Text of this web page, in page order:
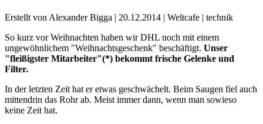
Erstellt von Alexander Bigga | 20.12.2014 | Weltcafe | technik
So kurz vor Weihnachten haben wir DHL noch mit einem
ungewöhnlichem "Weihnachtsgeschenk" beschäftigt. Unser
"fleißigster Mitarbeiter"(*) bekommt frische Gelenke und
Filter.
In der letzten Zeit hat er etwas geschwächelt. Beim Saugen fiel auch
mittendrin das Rohr ab. Meist immer dann, wenn man sowieso
keine Zeit hat.